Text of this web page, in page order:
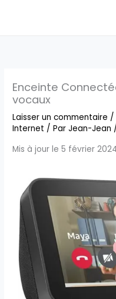
Enceinte
vocaux
Laisser un commentaire
Internet / ParJean-Jean
Mis à jour le 5 février